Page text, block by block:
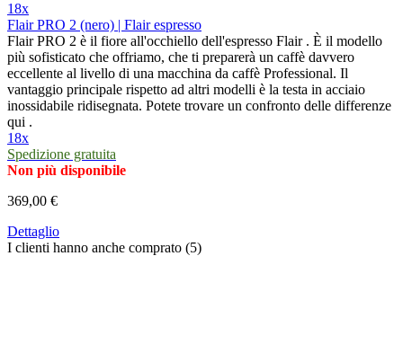
18x
Flair PRO 2 (nero) | Flair espresso
Flair PRO 2 è il fiore all'occhiello dell'espresso Flair . È il modello
più sofisticato che offriamo, che ti preparerà un caffè davvero
eccellente al livello di una macchina da caffè Professional. Il
vantaggio principale rispetto ad altri modelli è la testa in acciaio
inossidabile ridisegnata. Potete trovare un confronto delle differenze
qui .
18x
Spedizione gratuita
Non più disponibile
369,00 €
Dettaglio
I clienti hanno anche comprato (5)